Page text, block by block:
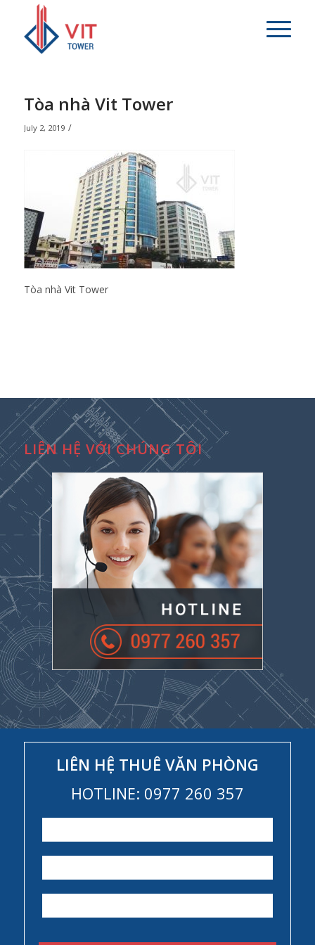
Tòa nhà Vit Tower
July 2, 2019 /
Tòa nhà Vit Tower
LIÊN HỆ VỚI CHÚNG TÔI
LIÊN HỆ THUÊ VĂN PHÒNG
HOTLINE: 0977 260 357